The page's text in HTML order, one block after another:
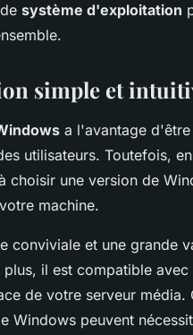
système d'exploitation
simple et
a l'avantage
utilisateurs. Toutefois,
choisir une version de
machine.
conviviale et une grande
il est compatible
de votre serveur
Windows peuvent